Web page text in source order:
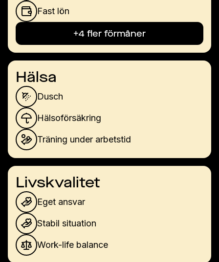
Fast lön
+4 fler förmåner
Hälsa
Dusch
Hälsoförsäkring
Träning under arbetstid
Livskvalitet
Eget ansvar
Stabil situation
Work-life balance